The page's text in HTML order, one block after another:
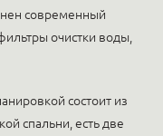
современный
очистки воды,
состоит из
спальни, есть две